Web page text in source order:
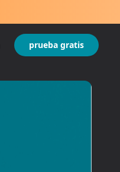
prueba gratis